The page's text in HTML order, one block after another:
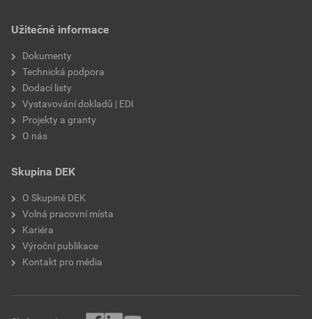
Užitečné informace
Dokumenty
Technická podpora
Dodací listy
Vystavování dokladů | EDI
Projekty a granty
O nás
Skupina DEK
O Skupině DEK
Volná pracovní místa
Kariéra
Výroční publikace
Kontakt pro média